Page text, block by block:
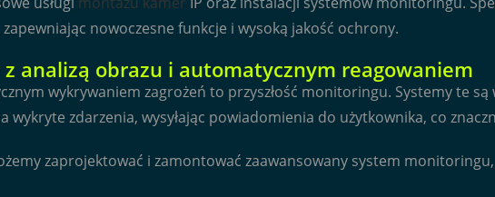
nowoczesne funkcje i wysoką jakość ochrony.
analizą obrazu i automatycznym reagowaniem
wykrywaniem zagrożeń to przyszłość monitoringu. Systemy te
zdarzenia, wysyłając powiadomienia do użytkownika, co
zaprojektować i zamontować zaawansowany system